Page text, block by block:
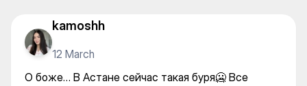
kamoshh
12 March
О боже… В Астане сейчас такая буря🥶 Все